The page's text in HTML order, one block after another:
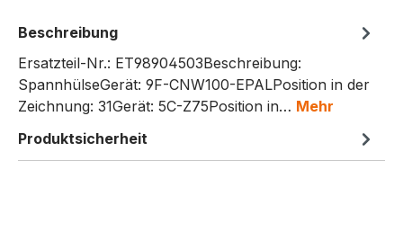
Beschreibung
Ersatzteil-Nr.: ET98904503Beschreibung:
SpannhülseGerät: 9F-CNW100-EPALPosition in der
Zeichnung: 31Gerät: 5C-Z75Position in… Mehr
Produktsicherheit